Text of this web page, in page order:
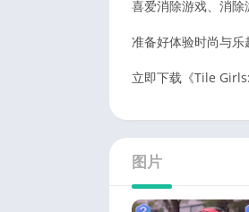
喜爱消除游戏、消
准备好体验时尚与乐
立即下载《Tile
图片